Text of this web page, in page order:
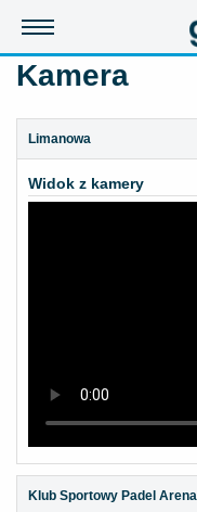
Kamera
Limanowa
Widok z kamery
Klub Sportowy Padel Arena